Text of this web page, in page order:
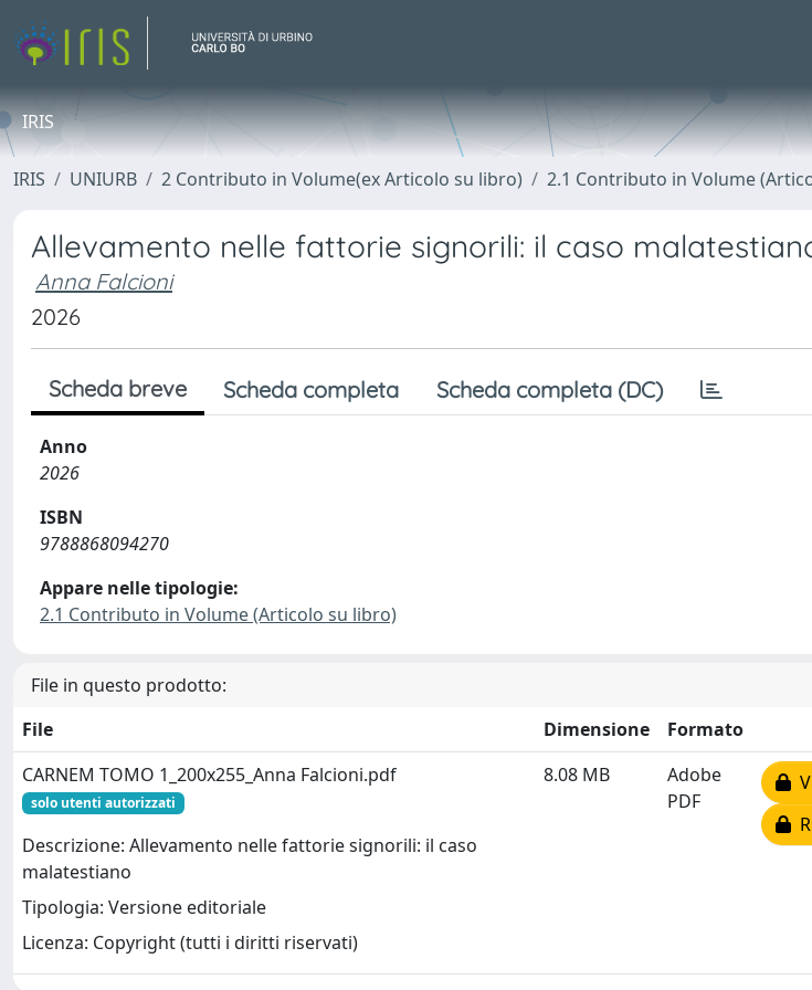
IRIS
IRIS UNIURB 2 Contributo in Volume(ex Articolo su libro) 2.1 Contributo in Volume
Allevamento nelle fattorie signorili: il caso
Anna Falcioni
2026
Scheda breve Scheda completa Scheda completa (DC)
Anno
2026
ISBN
9788868094270
Appare nelle tipologie:
2.1 Contributo in Volume (Articolo su libro)
File in questo prodotto:
File
Dimensione
Formato
CARNEM TOMO 1_200x255_Anna Falcioni.pdf
solo utenti autorizzati
Descrizione: Allevamento nelle fattorie signorili: il caso
malatestiano
Tipologia: Versione editoriale
Licenza: Copyright (tutti i diritti riservati)
8.08 MB
Adobe
PDF